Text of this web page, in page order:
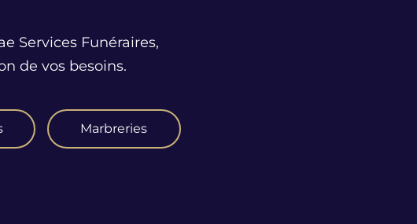
Services Funéraires,
de vos besoins.
Marbreries